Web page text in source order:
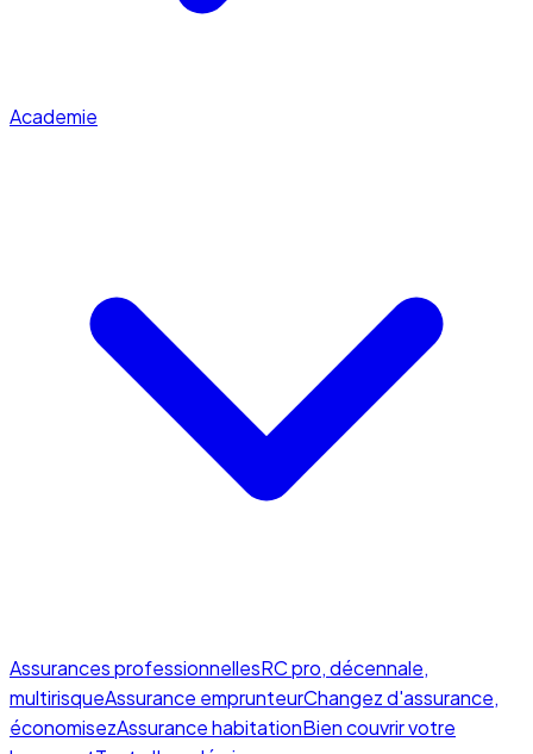
Academie
Assurances professionnellesRC pro, décennale,
multirisqueAssurance emprunteurChangez d'assurance,
économisezAssurance habitationBien couvrir votre